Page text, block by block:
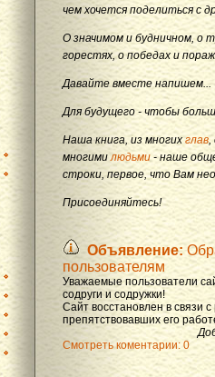
чем хочется поделиться с
О значимом и будничном, о
горестях, о победах и
Давайте вместе напишем...
Для будущего - чтобы
Наша книга, из многихглав,
многимилюдьми - наше
строки, первое, что Вам
Присоединяйтесь!
Объявление:
пользователям
Уважаемые пользователи
содруги и содружки!
Сайт восстановлен в связи
препятствовавших его
Смотреть коментарии: 0